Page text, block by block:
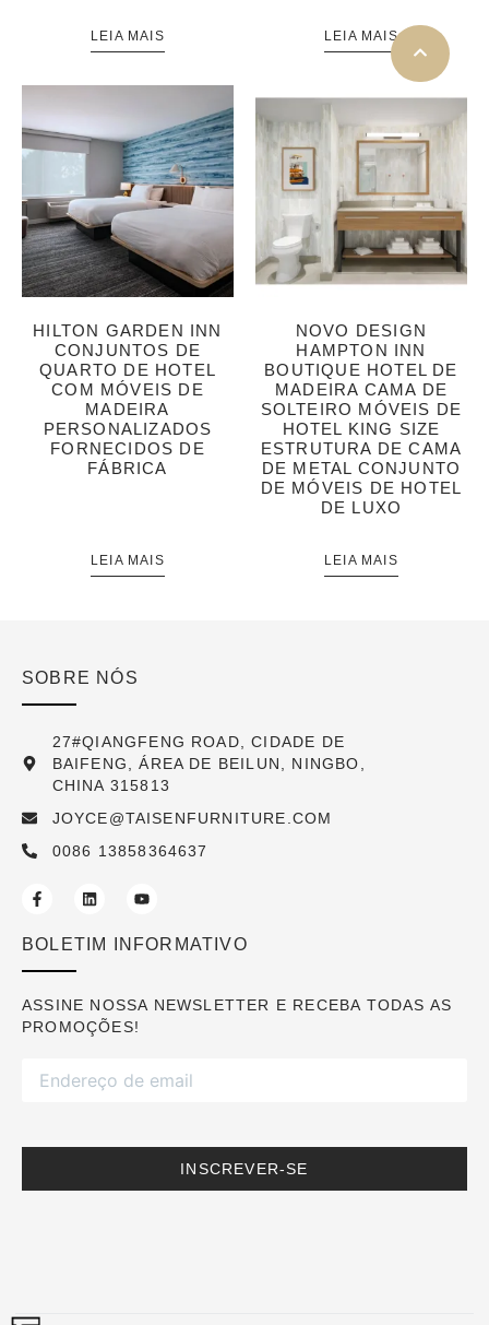
LEIA MAIS LEIA MAIS
HILTON GARDEN INN
CONJUNTOS DE
QUARTO DE HOTEL
COM MÓVEIS DE
MADEIRA
PERSONALIZADOS
FORNECIDOS DE
FÁBRICA
LEIA MAIS
NOVO DESIGN
HAMPTON INN
BOUTIQUE HOTEL DE
MADEIRA CAMA DE
SOLTEIRO MÓVEIS DE
HOTEL KING SIZE
ESTRUTURA DE CAMA
DE METAL CONJUNTO
DE MÓVEIS DE HOTEL
DE LUXO
LEIA MAIS
SOBRE NÓS
27#QIANGFENG ROAD, CIDADE DE
BAIFENG, ÁREA DE BEILUN, NINGBO,
CHINA 315813
JOYCE@TAISENFURNITURE.COM
0086 13858364637
BOLETIM INFORMATIVO
ASSINE NOSSA NEWSLETTER E RECEBA TODAS AS
PROMOÇÕES!
INSCREVER-SE